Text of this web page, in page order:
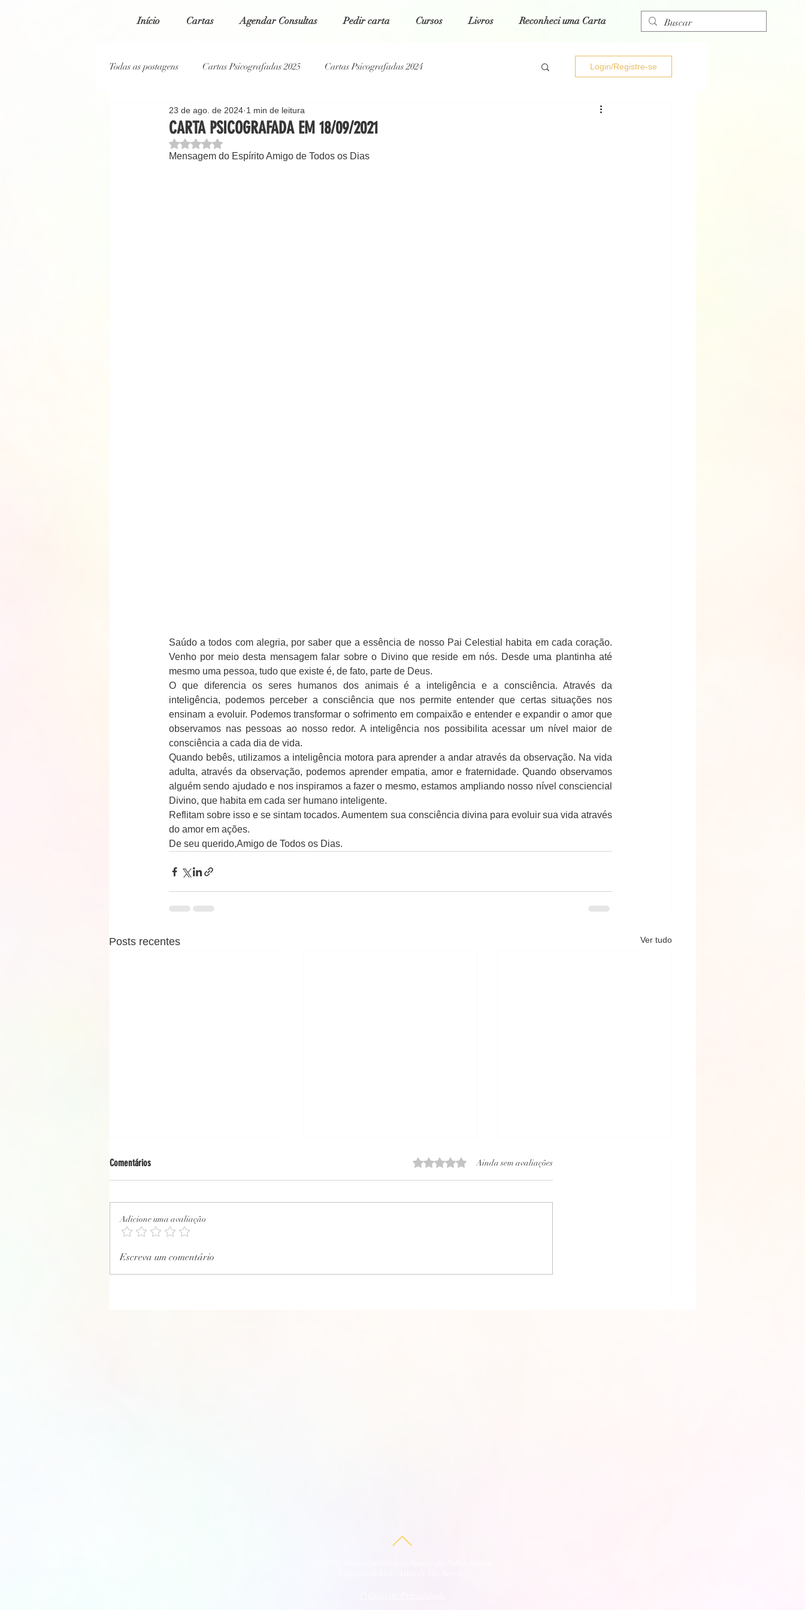
Início Cartas Agendar Consultas Pedir carta Cursos Livros Reconheci uma Carta
Todas as postagens Cartas Psicografadas 2025 Cartas Psicografadas 2024
Cartas Psicografadas 2023 Cartas Psicografadas 2022
Cartas Psicografadas 2020 Blog Espiritual Poesias da Alma
Login/Registre-se
CARTA PSICOGRAFADA EM 18/09/2021
23 de ago. de 2024 1 min de leitura
Avaliado com NaN de 5 estrelas.
Mensagem do Espírito Amigo de Todos os Dias
Saúdo a todos com alegria, por saber que a essência de nosso Pai Celestial habita em cada coração.
Venho por meio desta mensagem falar sobre o Divino que reside em nós. Desde uma plantinha até
mesmo uma pessoa, tudo que existe é, de fato, parte de Deus.
O que diferencia os seres humanos dos animais é a inteligência e a consciência. Através da
inteligência, podemos perceber a consciência que nos permite entender que certas situações nos
ensinam a evoluir. Podemos transformar o sofrimento em compaixão e entender e expandir o amor que
observamos nas pessoas ao nosso redor. A inteligência nos possibilita acessar um nível maior de
consciência a cada dia de vida.
Quando bebês, utilizamos a inteligência motora para aprender a andar através da observação. Na vida
adulta, através da observação, podemos aprender empatia, amor e fraternidade. Quando observamos
alguém sendo ajudado e nos inspiramos a fazer o mesmo, estamos ampliando nosso nível consciencial
Divino, que habita em cada ser humano inteligente.
Reflitam sobre isso e se sintam tocados. Aumentem sua consciência divina para evoluir sua vida através
do amor em ações.
De seu querido,Amigo de Todos os Dias.
Posts recentes Ver tudo
Comentários Avaliado com 0 de 5 estrelas.
Ainda sem avaliações
Adicione uma avaliação
Escreva um comentário